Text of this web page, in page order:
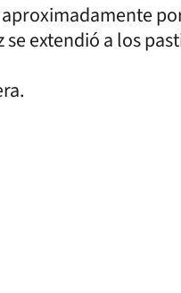
extendió a los